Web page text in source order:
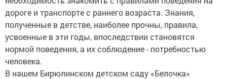
дороге и транспорте с раннего возраста. Знания,
полученные в детстве, наиболее прочны, правила,
усвоенные в эти годы, впоследствии становятся
нормой поведения, а их соблюдение - потребностью
человека.
В нашем Бирюлинском детском саду «Белочка»